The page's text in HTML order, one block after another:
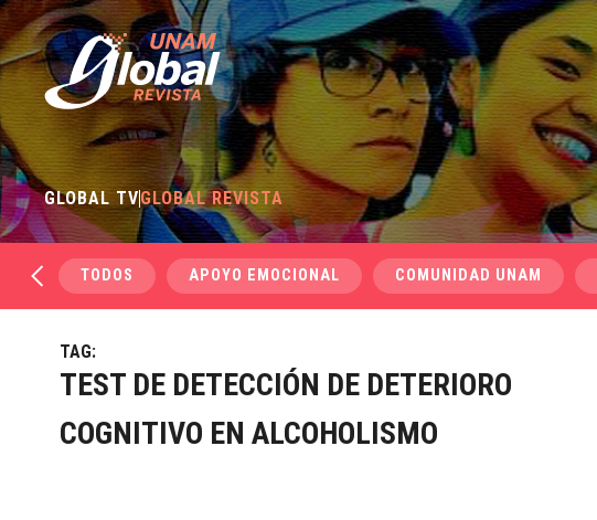
GLOBAL TVGLOBAL REVISTA
TODOS APOYO EMOCIONAL COMUNIDAD UNAM
TAG:
TEST DE DETECCIÓN DE DETERIORO
COGNITIVO EN ALCOHOLISMO